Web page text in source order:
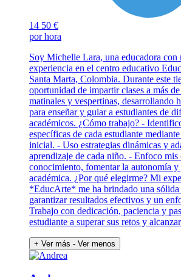
14 50 €
por hora
Soy Michelle Lara, una educadora con
experiencia en el centro educativo
Santa Marta, Colombia. Durante este
oportunidad de impartir clases a más
matinales y vespertinas, desarrollando
para enseñar y guiar a estudiantes de
académicos. ¿Cómo trabajo? -
específicas de cada estudiante
inicial. - Uso estrategias dinámicas y
aprendizaje de cada niño. - Enfoco mis
conocimiento, fomentar la autonomía y
académica. ¿Por qué elegirme? Mi
*EducArte* me ha brindado una sólida
garantizar resultados efectivos y un
Trabajo con dedicación, paciencia y
estudiante a superar sus retos y
+ Ver más - Ver menos